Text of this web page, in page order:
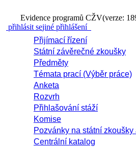
Evidence programů CŽV(verze:
přihlásit sejiné přihlášení
Přijímací řízení
Státní závěrečné zkoušky
Předměty
Témata prací (Výběr práce)
Anketa
Rozvrh
Přihlašování stáží
Komise
Pozvánky na státní
Centrální katalog